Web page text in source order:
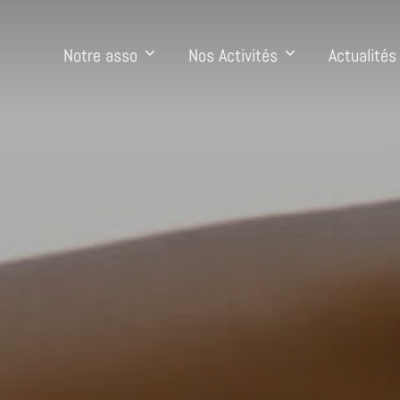
Notre asso Nos Activités Actualités